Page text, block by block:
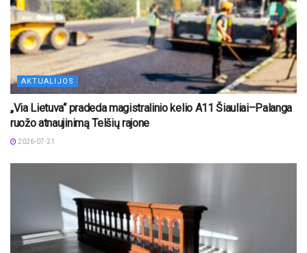
AKTUALIJOS
„Via Lietuva“ pradeda magistralinio kelio A11 Šiauliai–Palanga
ruožo atnaujinimą Telšių rajone
2026-07-21